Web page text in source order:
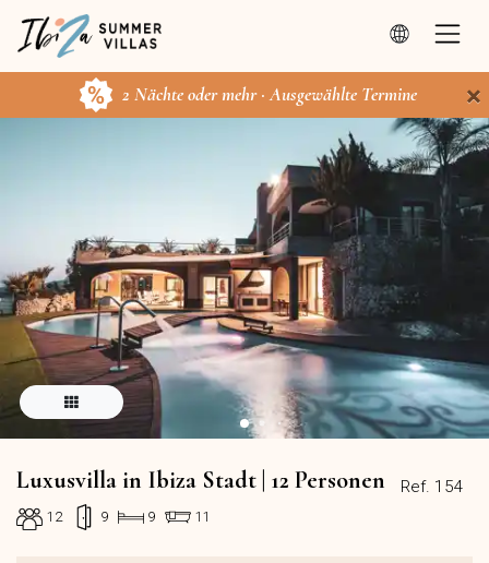
2 Nächte oder mehr · Ausgewählte Termine ×
Ref. 154
Luxusvilla in Ibiza Stadt | 12 Personen
12 9 9 11